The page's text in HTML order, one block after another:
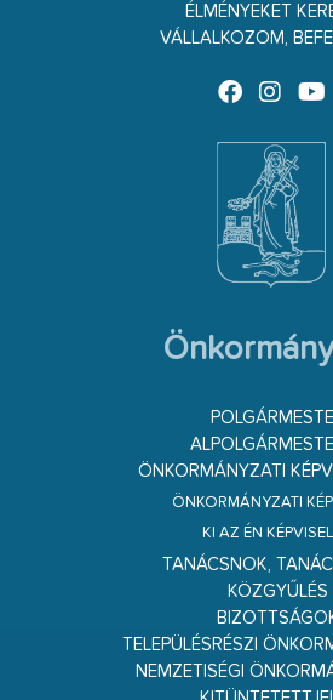
ÉLMÉNYEKET
VÁLLALKOZOM,
ÖNKORMÁNYZATI
ÖNKORMÁNYZATI
KI AZ ÉN
TANÁCSNOK,
KÖZGYŰLÉS
TELEPÜLÉSRÉSZI
NEMZETISÉGI